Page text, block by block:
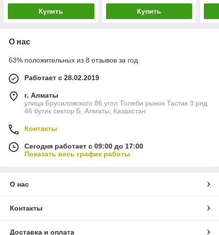
Купить Купить
О нас
63% положительных из 8 отзывов за год
Работает с 28.02.2019
г. Алматы
улица Брусиловского 86 угол Толеби рынок Тастак 3 ряд
46 бутик сектор Б, Алматы, Казахстан
Контакты
Сегодня работает с 09:00 до 17:00
Показать весь график работы
О нас
Контакты
Доставка и оплата